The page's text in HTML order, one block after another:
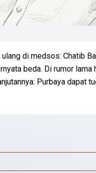
di medsos: Chatib
beda. Di rumor
Purbaya dapat